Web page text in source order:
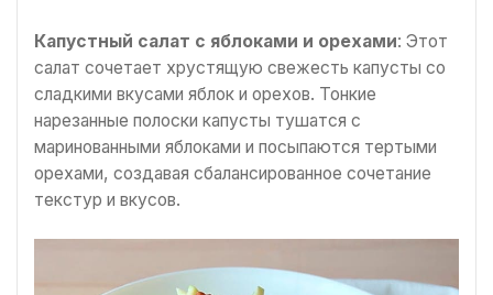
Капустный салат с яблоками и орехами: Этот
салат сочетает хрустящую свежесть капусты со
сладкими вкусами яблок и орехов. Тонкие
нарезанные полоски капусты тушатся с
маринованными яблоками и посыпаются тертыми
орехами, создавая сбалансированное сочетание
текстур и вкусов.